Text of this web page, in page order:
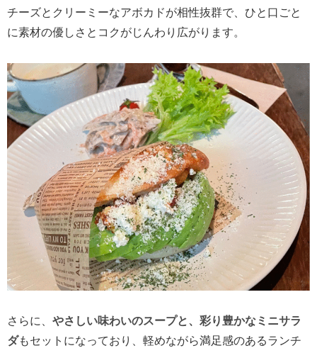
チーズとクリーミーなアボカドが相性抜群で、ひと口ごと
に素材の優しさとコクがじんわり広がります。
さらに、 やさしい味わいのスープと、彩り豊かなミニサラ
ダもセットになっており、軽めながら満足感のあるランチ